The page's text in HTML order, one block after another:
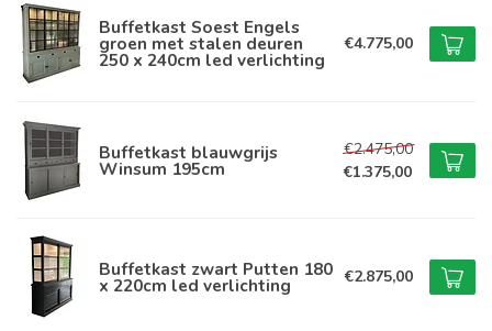
Buffetkast Soest Engels
groen met stalen deuren
250 x 240cm led verlichting
€4.775,00
Buffetkast blauwgrijs
Winsum 195cm
€2.475,00
€1.375,00
Buffetkast zwart Putten 180
x 220cm led verlichting €2.875,00